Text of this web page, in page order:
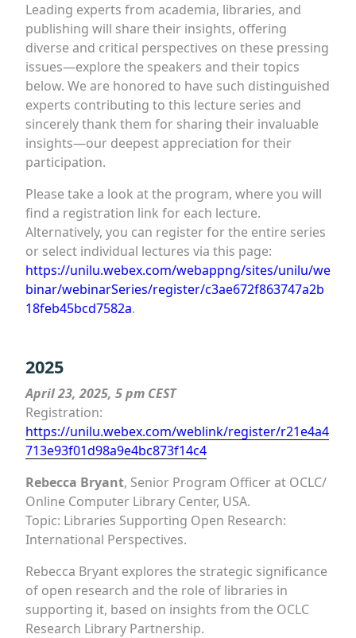
Leading experts from academia, libraries, and
publishing will share their insights, offering
diverse and critical perspectives on these pressing
issues—explore the speakers and their topics
below. We are honored to have such distinguished
experts contributing to this lecture series and
sincerely thank them for sharing their invaluable
insights—our deepest appreciation for their
participation.
Please take a look at the program, where you will
find a registration link for each lecture.
Alternatively, you can register for the entire series
or select individual lectures via this page:
https://unilu.webex.com/webappng/sites/unilu/we
binar/webinarSeries/register/c3ae672f863747a2b
18feb45bcd7582a.
2025
April 23, 2025, 5 pm CEST
Registration:
https://unilu.webex.com/weblink/register/r21e4a4
713e93f01d98a9e4bc873f14c4
Rebecca Bryant, Senior Program Officer at OCLC/
Online Computer Library Center, USA.
Topic: Libraries Supporting Open Research:
International Perspectives.
Rebecca Bryant explores the strategic significance
of open research and the role of libraries in
supporting it, based on insights from the OCLC
Research Library Partnership.